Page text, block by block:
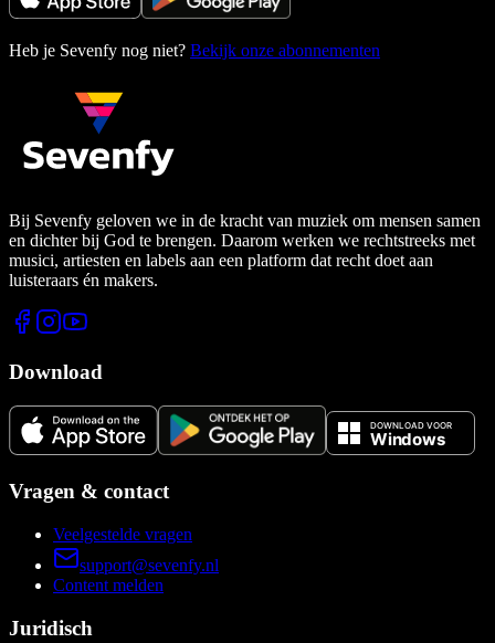
Heb je Sevenfy nog niet? Bekijk onze abonnementen
Bij Sevenfy geloven we in de kracht van muziek om mensen samen
en dichter bij God te brengen. Daarom werken we rechtstreeks met
musici, artiesten en labels aan een platform dat recht doet aan
luisteraars én makers.
Download
Vragen & contact
Veelgestelde vragen
support@sevenfy.nl
Content melden
Juridisch